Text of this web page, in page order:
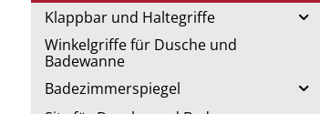
Klappbar und Haltegriffe
Winkelgriffe für Dusche und
Badewanne
Badezimmerspiegel